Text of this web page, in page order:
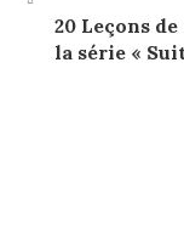
20 Leçons
la série «